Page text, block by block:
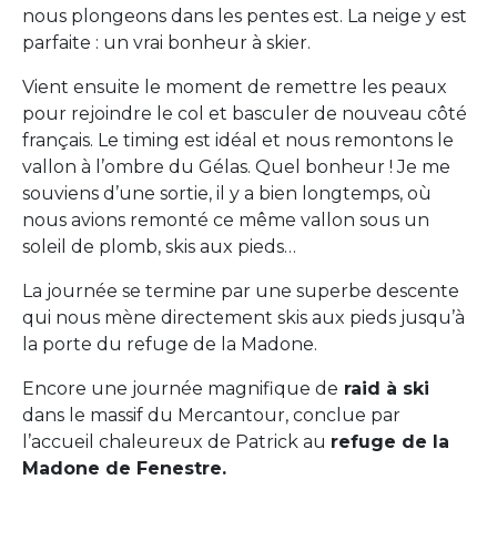
nous plongeons dans les pentes est. La neige y est
parfaite : un vrai bonheur à skier.
Vient ensuite le moment de remettre les peaux
pour rejoindre le col et basculer de nouveau côté
français. Le timing est idéal et nous remontons le
vallon à l’ombre du Gélas. Quel bonheur ! Je me
souviens d’une sortie, il y a bien longtemps, où
nous avions remonté ce même vallon sous un
soleil de plomb, skis aux pieds…
La journée se termine par une superbe descente
qui nous mène directement skis aux pieds jusqu’à
la porte du refuge de la Madone.
Encore une journée magnifique de raid à ski
dans le massif du Mercantour, conclue par
l’accueil chaleureux de Patrick au refuge de la
Madone de Fenestre.